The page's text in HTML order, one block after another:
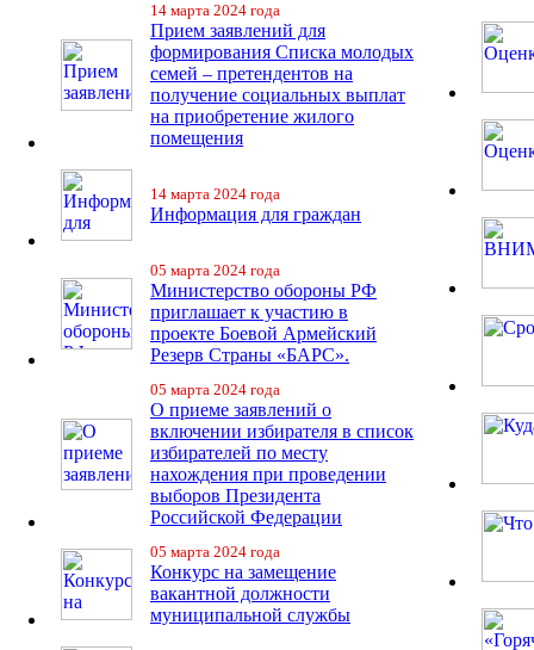
14 марта 2024 года
Прием заявлений для
формирования Списка молодых
семей – претендентов на
получение социальных выплат
на приобретение жилого
помещения
14 марта 2024 года
Информация для граждан
05 марта 2024 года
Министерство обороны РФ
приглашает к участию в
проекте Боевой Армейский
Резерв Страны «БАРС».
05 марта 2024 года
О приеме заявлений о
включении избирателя в список
избирателей по месту
нахождения при проведении
выборов Президента
Российской Федерации
05 марта 2024 года
Конкурс на замещение
вакантной должности
муниципальной службы